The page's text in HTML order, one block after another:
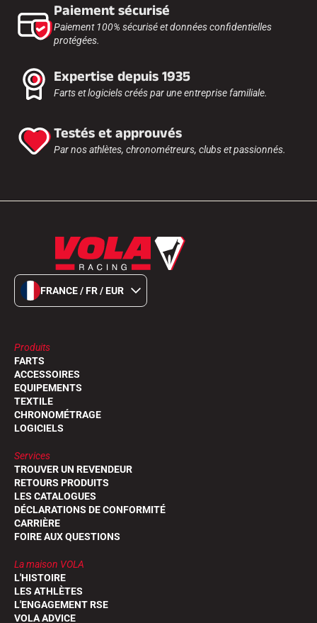
Paiement sécurisé
Paiement 100% sécurisé et données confidentielles
protégées.
Expertise depuis 1935
Farts et logiciels créés par une entreprise familiale.
Testés et approuvés
Par nos athlètes, chronométreurs, clubs et passionnés.
FRANCE / FR / EUR
Produits
FARTS
ACCESSOIRES
EQUIPEMENTS
TEXTILE
CHRONOMÉTRAGE
LOGICIELS
Services
TROUVER UN REVENDEUR
RETOURS PRODUITS
LES CATALOGUES
DÉCLARATIONS DE CONFORMITÉ
CARRIÈRE
FOIRE AUX QUESTIONS
La maison VOLA
L'HISTOIRE
LES ATHLÈTES
L'ENGAGEMENT RSE
VOLA ADVICE